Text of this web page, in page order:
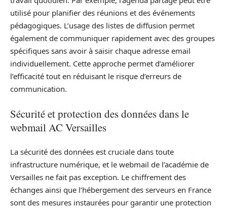
utilisé pour planifier des réunions et des événements
pédagogiques. L’usage des listes de diffusion permet
également de communiquer rapidement avec des groupes
spécifiques sans avoir à saisir chaque adresse email
individuellement. Cette approche permet d’améliorer
l’efficacité tout en réduisant le risque d’erreurs de
communication.
Sécurité et protection des données dans le
webmail AC Versailles
La sécurité des données est cruciale dans toute
infrastructure numérique, et le webmail de l’académie de
Versailles ne fait pas exception. Le chiffrement des
échanges ainsi que l’hébergement des serveurs en France
sont des mesures instaurées pour garantir une protection